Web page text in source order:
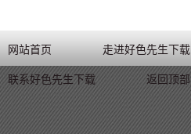
网站首页 走进好色先生下载
联系好色先生下载
返回顶部